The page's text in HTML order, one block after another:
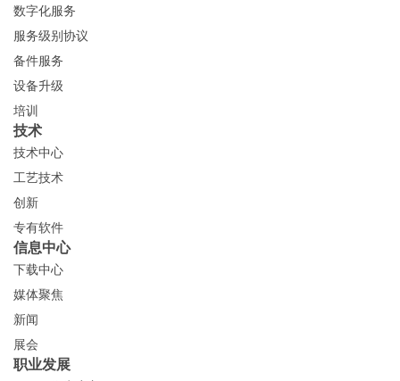
数字化服务
服务级别协议
备件服务
设备升级
培训
技术
技术中心
工艺技术
创新
专有软件
信息中心
下载中心
媒体聚焦
新闻
展会
职业发展